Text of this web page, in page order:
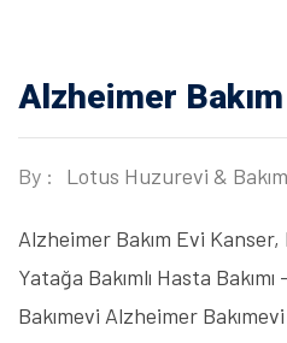
Alzheimer
By : Lotus Huzurevi &
Alzheimer Bakım Evi
Yatağa Bakımlı Hasta
Bakımevi Alzheimer